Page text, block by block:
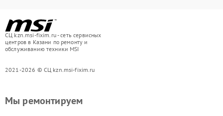
СЦ kzn.msi-fixim.ru - сеть сервисных
центров в Казани по ремонту и
обслуживанию техники MSI
2021-2026 © СЦ kzn.msi-fixim.ru
Мы ремонтируем